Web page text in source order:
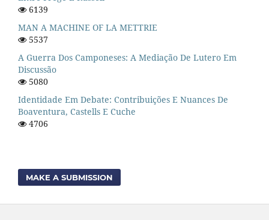
6139
MAN A MACHINE OF LA METTRIE
5537
A Guerra Dos Camponeses: A Mediação De Lutero Em
Discussão
5080
Identidade Em Debate: Contribuições E Nuances De
Boaventura, Castells E Cuche
4706
MAKE A SUBMISSION